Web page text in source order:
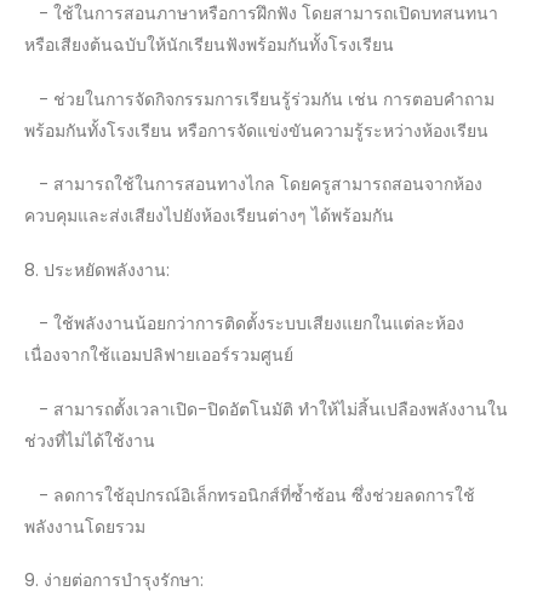
- ใช้ในการสอนภาษาหรือการฝึกฟัง โดยสามารถเปิดบทสนทนา
หรือเสียงต้นฉบับให้นักเรียนฟังพร้อมกันทั้งโรงเรียน
- ช่วยในการจัดกิจกรรมการเรียนรู้ร่วมกัน เช่น การตอบคำถาม
พร้อมกันทั้งโรงเรียน หรือการจัดแข่งขันความรู้ระหว่างห้องเรียน
- สามารถใช้ในการสอนทางไกล โดยครูสามารถสอนจากห้อง
ควบคุมและส่งเสียงไปยังห้องเรียนต่างๆ ได้พร้อมกัน
8. ประหยัดพลังงาน:
- ใช้พลังงานน้อยกว่าการติดตั้งระบบเสียงแยกในแต่ละห้อง
เนื่องจากใช้แอมปลิฟายเออร์รวมศูนย์
- สามารถตั้งเวลาเปิด-ปิดอัตโนมัติ ทำให้ไม่สิ้นเปลืองพลังงานใน
ช่วงที่ไม่ได้ใช้งาน
- ลดการใช้อุปกรณ์อิเล็กทรอนิกส์ที่ซ้ำซ้อน ซึ่งช่วยลดการใช้
พลังงานโดยรวม
9. ง่ายต่อการบำรุงรักษา: